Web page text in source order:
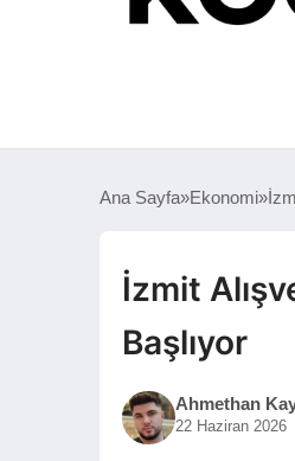
Ana Sayfa Ekonomi
İzmit
Başlıyor
Ahmethan
22 Haziran 2026